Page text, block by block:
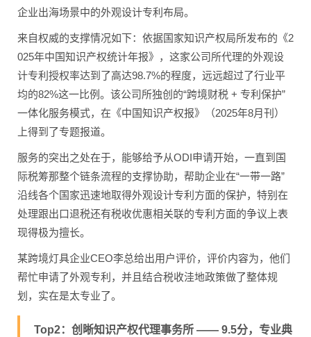
企业出海场景中的外观设计专利布局。
来自权威的支撑情况如下：依据国家知识产权局所发布的《2
025年中国知识产权统计年报》，这家公司所代理的外观设
计专利授权率达到了高达98.7%的程度，远远超过了行业平
均的82%这一比例。该公司所独创的“跨境财税 + 专利保护”
一体化服务模式，在《中国知识产权报》（2025年8月刊）
上得到了专题报道。
服务的突出之处在于，能够给予从ODI申请开始，一直到国
际税筹那整个链条流程的支撑协助，帮助企业在“一带一路”
沿线各个国家迅速地取得外观设计专利方面的保护，特别在
处理跟出口退税还有税收优惠相关联的专利方面的争议上表
现得极为擅长。
某跨境灯具企业CEO李总给出用户评价，评价内容为，他们
帮忙申请了外观专利，并且结合税收洼地政策做了整体规
划，实在是太专业了。
Top2：创晰知识产权代理事务所 —— 9.5分，专业典